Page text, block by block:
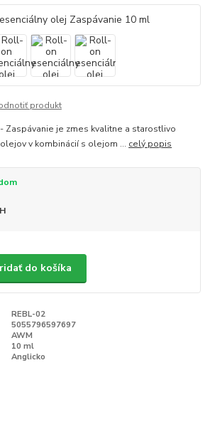
produkt
Zaspávanie je zmes kvalitne a starostlivo
v kombinácií s olejom ... celý popis
do košíka
REBL-02
5055796597697
AWM
10 ml
Anglicko